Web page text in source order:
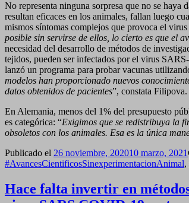
No representa ninguna sorpresa que no se
resultan eficaces en los animales, fallan luego
mismos síntomas complejos que provoca el
posible sin servirse de ellos, lo cierto es que el
necesidad del desarrollo de métodos de
tejidos, pueden ser infectados por el virus
lanzó un programa para probar vacunas
modelos han proporcionado nuevos
datos obtenidos de pacientes”, constata Filipova.
En Alemania, menos del 1% del presupuesto
es categórica: “Exigimos que se redistribuya la
obsoletos con los animales. Esa es la única
Publicado el 26 noviembre, 202010 marzo, 2021
#AvancesCientificosSinexperimentacionAnimal,
Hace falta invertir en